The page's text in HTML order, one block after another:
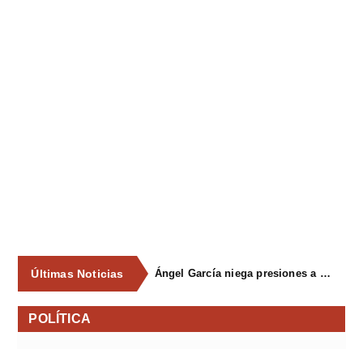
Últimas Noticias Ángel García niega presiones a comercios y asegura que el Ayuntamiento cumple "de manera muy rigurosa" la Ley de Contratos
POLÍTICA